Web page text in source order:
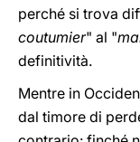
perché si trova
coutumier" al "
definitività.
Mentre in
dal timore di